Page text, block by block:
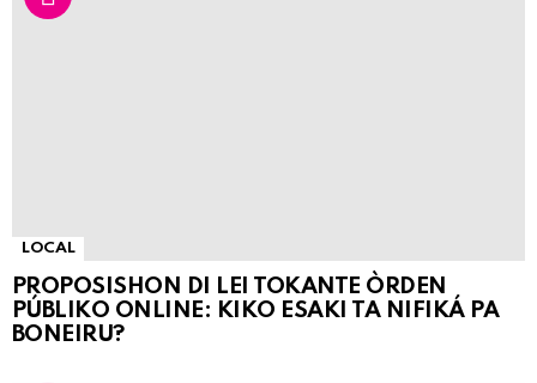
LOCAL
PROPOSISHON DI LEI TOKANTE ÒRDEN
PÚBLIKO ONLINE: KIKO ESAKI TA NIFIKÁ PA
BONEIRU?